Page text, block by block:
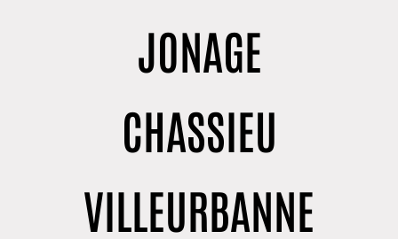
JONAGE
CHASSIEU
VILLEURBANNE